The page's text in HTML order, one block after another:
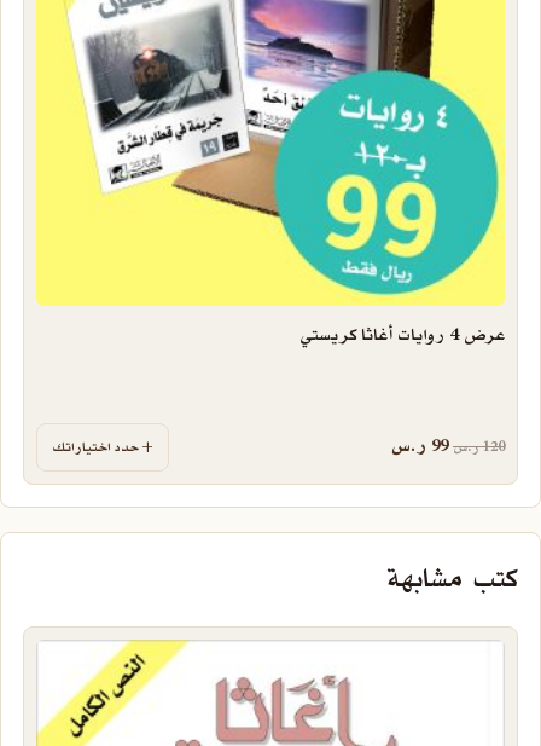
عرض 4 روايات أغاثا كريستي
120ر.سالسعر الأصلي هو: 120 ر.س.
99 ر.سالسعر الحالي هو: 99 ر.س. حدد اختياراتك
كتب مشابهة